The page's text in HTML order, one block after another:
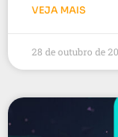
VEJA MAIS
28 de outubro de